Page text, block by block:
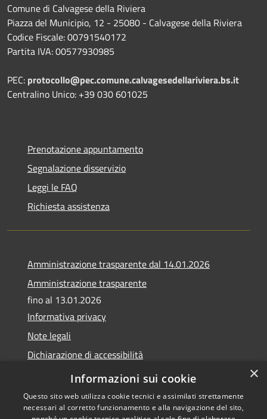
Comune di Calvagese della Riviera
Piazza del Municipio, 12 - 25080 - Calvagese della Riviera
Codice Fiscale: 00791540172
Partita IVA: 00577930985
PEC: protocollo@pec.comune.calvagesedellariviera.bs.it
Centralino Unico: +39 030 601025
Prenotazione appuntamento
Segnalazione disservizio
Leggi le FAQ
Richiesta assistenza
Amministrazione trasparente dal 14.01.2026
Amministrazione trasparente
fino al 13.01.2026
Informativa privacy
Note legali
Dichiarazione di accessibilità
Obiettivi di accessibilità
×
Informazioni sui cookie
Questo sito web utilizza cookie tecnici e assimilati strettamente
necessari al corretto funzionamento e alla navigazione del sito,